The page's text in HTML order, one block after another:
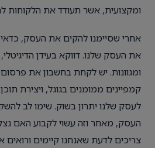
ומקצועית, אשר תעודד את הלקוחות
אחרי שסיימנו להקים את העסק,
את העסק שלנו. דווקא בעידן
ומגוונות. יש לקחת בחשבון את
קמפיינים ממומנים בגוגל, ויצירת
לעסק שלנו יתרון בשוק. שימו לב
העסק, מאחר וזה עשוי לקבוע האם
צריכים לדעת שאנחנו קיימים ורואים